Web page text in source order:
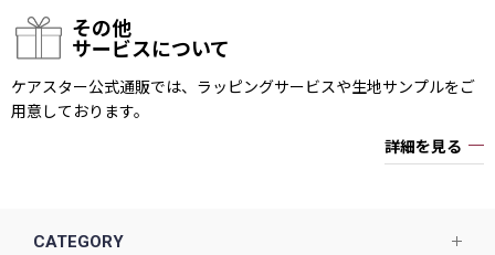
その他
サービスについて
ケアスター公式通販では、ラッピングサービスや生地サンプルをご
用意しております。
詳細を見る
CATEGORY